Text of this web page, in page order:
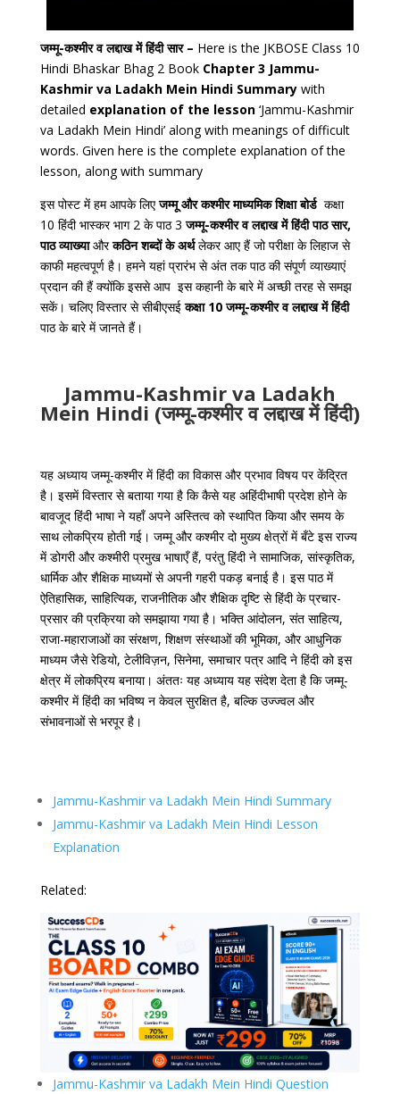
जम्मू-कश्मीर व लद्दाख में हिंदी सार – Here is the JKBOSE Class 10
Hindi Bhaskar Bhag 2 BookChapter 3 Jammu-
Kashmir va Ladakh Mein Hindi Summarywith
detailed explanation of the lesson‘Jammu-Kashmir
va Ladakh Mein Hindi’ along with meanings of difficult
words. Given here is the complete explanation of the
lesson, along with summary
इस पोस्ट में हम आपके लिएजम्मू और कश्मीर माध्यमिक शिक्षा बोर्ड कक्षा
10 हिंदीभास्कर भाग 2के पाठ 3जम्मू-कश्मीर व लद्दाख में हिंदी पाठ सार,
पाठ व्याख्याऔरकठिन शब्दों के अर्थलेकर आए हैं जो परीक्षा के लिहाज से
काफी महत्वपूर्ण है। हमने यहां प्रारंभ से अंत तक पाठ की संपूर्ण व्याख्याएं
प्रदान की हैं क्योंकि इससे आप इस कहानी के बारे में अच्छी तरह से समझ
सकें। चलिए विस्तार से सीबीएसईकक्षा 10 जम्मू-कश्मीर व लद्दाख में हिंदी
पाठ के बारे में जानते हैं।
Jammu-Kashmir va Ladakh
Mein Hindi (जम्मू-कश्मीर व लद्दाख में हिंदी)
यह अध्याय जम्मू-कश्मीर में हिंदी का विकास और प्रभाव विषय पर केंद्रित
है। इसमें विस्तार से बताया गया है कि कैसे यह अहिंदीभाषी प्रदेश होने के
बावजूद हिंदी भाषा ने यहाँ अपने अस्तित्व को स्थापित किया और समय के
साथ लोकप्रिय होती गई। जम्मू और कश्मीर दो मुख्य क्षेत्रों में बँटे इस राज्य
में डोगरी और कश्मीरी प्रमुख भाषाएँ हैं, परंतु हिंदी ने सामाजिक, सांस्कृतिक,
धार्मिक और शैक्षिक माध्यमों से अपनी गहरी पकड़ बनाई है। इस पाठ में
ऐतिहासिक, साहित्यिक, राजनीतिक और शैक्षिक दृष्टि से हिंदी के प्रचार-
प्रसार की प्रक्रिया को समझाया गया है। भक्ति आंदोलन, संत साहित्य,
राजा-महाराजाओं का संरक्षण, शिक्षण संस्थाओं की भूमिका, और आधुनिक
माध्यम जैसे रेडियो, टेलीविज़न, सिनेमा, समाचार पत्र आदि ने हिंदी को इस
क्षेत्र में लोकप्रिय बनाया। अंततः यह अध्याय यह संदेश देता है कि जम्मू-
कश्मीर में हिंदी का भविष्य न केवल सुरक्षित है, बल्कि उज्ज्वल और
संभावनाओं से भरपूर है।
Jammu-Kashmir va Ladakh Mein Hindi Summary
Jammu-Kashmir va Ladakh Mein Hindi Lesson
Explanation
Related:
Jammu-Kashmir va Ladakh Mein Hindi Question